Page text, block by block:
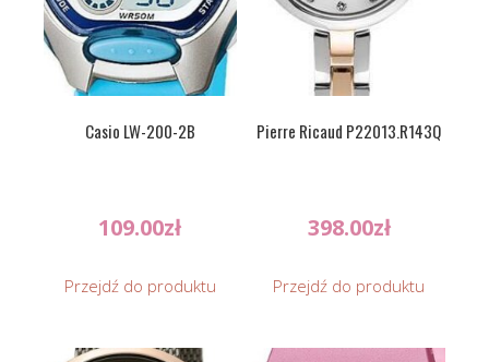
Casio LW-200-2B
109.00zł
Przejdź do produktu
Pierre Ricaud P22013.R143Q
398.00zł
Przejdź do produktu